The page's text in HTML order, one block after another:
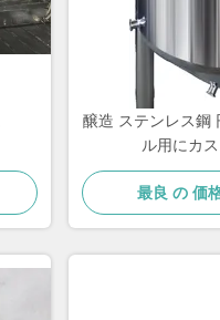
醸造 ステンレス鋼
ル用にカ
最良 の 価